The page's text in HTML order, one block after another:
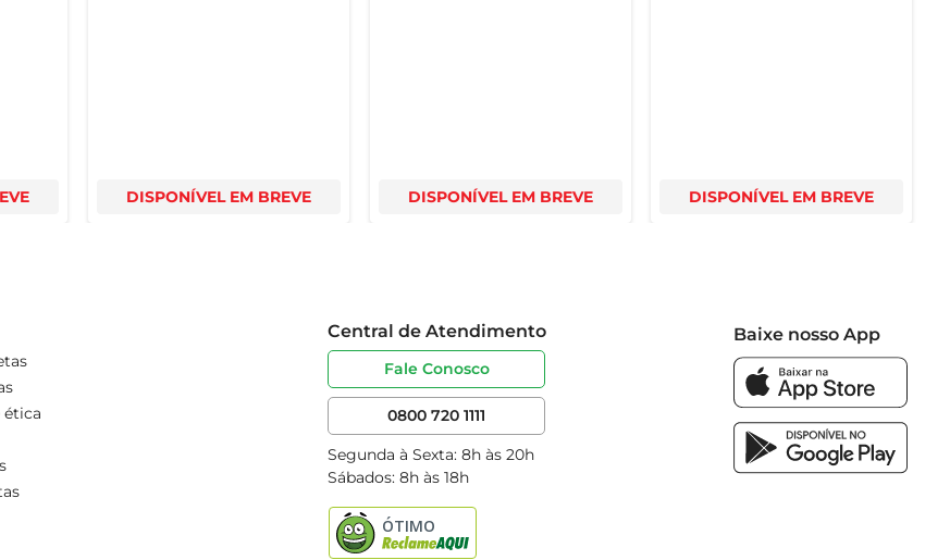
DISPONÍVEL EM BREVE DISPONÍVEL EM BREVE DISPONÍVEL EM BREVE
ética
Central de Atendimento
Fale Conosco
0800 720 1111
Segunda à Sexta: 8h às 20h
Sábados: 8h às 18h
Baixe nosso App